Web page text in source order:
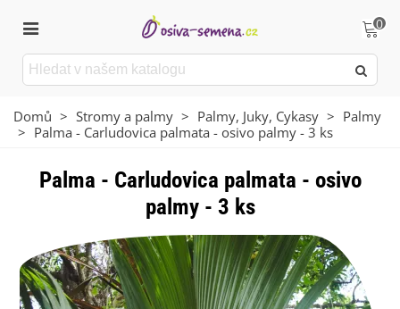
0
Domů > Stromy a palmy > Palmy, Juky, Cykasy > Palmy
> Palma - Carludovica palmata - osivo palmy - 3 ks
Palma - Carludovica palmata - osivo
palmy - 3 ks